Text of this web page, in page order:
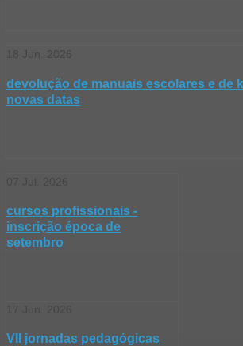
2026
devolução de manuais escolares e de
novas datas
cursos profissionais -
inscrição época de
setembro
VII jornadas pedagógicas